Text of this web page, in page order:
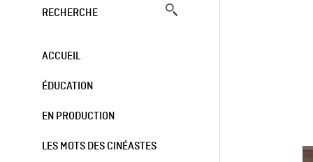
RECHERCHE
ACCUEIL
ÉDUCATION
EN PRODUCTION
LES MOTS DES CINÉASTES